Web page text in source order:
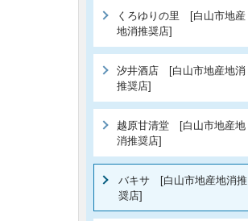
くろゆりの里 [白山市地産
地消推奨店]
汐井酒店 [白山市地産地消
推奨店]
越原甘清堂 [白山市地産地
消推奨店]
バキサ [白山市地産地消推
奨店]